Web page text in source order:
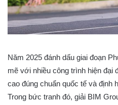
Năm 2025 đánh dấu giai đoạn
mẽ với nhiều công trình hiện
cao đúng chuẩn quốc tế và định
Trong bức tranh đó, giải BIM